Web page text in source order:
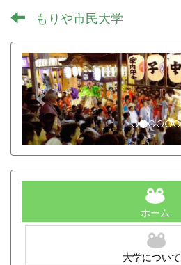
もりや市民大学
p
r
e
v
i
o
u
ホーム
大学について